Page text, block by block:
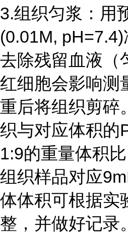
3.组织匀浆：用
(0.01M, pH=7.4)
去除残留血液（
红细胞会影响测
重后将组织剪碎
织与对应体积的
1:9的重量体积
组织样品对应
体体积可根据实
整，并做好记录